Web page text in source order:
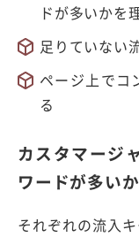
ドが多いかを
足りていない
ページ上でコ
る
カスタマージ
ワードが多い
それぞれの流入キ